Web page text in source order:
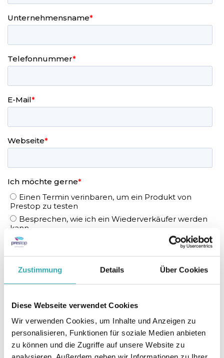
Zustimmung Details Über Cookies
Diese Webseite verwendet Cookies
Wir verwenden Cookies, um Inhalte und Anzeigen zu
personalisieren, Funktionen für soziale Medien anbieten
zu können und die Zugriffe auf unsere Website zu